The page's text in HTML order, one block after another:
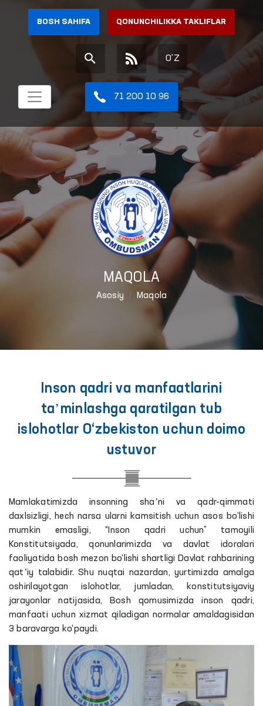
BOSH SAHIFA QONUNCHILIKKA TAKLIFLAR
O'Z
71 200 10 96
MAQOLA
Asosiy Maqola
Inson qadri va manfaatlarini
taʼminlashga qaratilgan tub
islohotlar O‘zbekiston uchun doimo
ustuvor
Mamlakatimizda insonning shaʼni va qadr-qimmati
daxlsizligi, hech narsa ularni kamsitish uchun asos bo‘lishi
mumkin emasligi, “Inson qadri uchun” tamoyili
Konstitutsiyada, qonunlarimizda va davlat idoralari
faoliyatida bosh mezon bo‘lishi shartligi Davlat rahbarining
qatʼiy talabidir. Shu nuqtai nazardan, yurtimizda amalga
oshirilayotgan islohotlar, jumladan, konstitutsiyaviy
jarayonlar natijasida, Bosh qomusimizda inson qadri,
manfaati uchun xizmat qiladigan normalar amaldagisidan
3 baravarga ko‘paydi.